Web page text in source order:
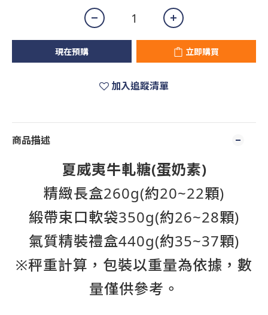
現在預購 立即購買
加入追蹤清單
商品描述
夏威夷牛軋糖(蛋奶素)
精緻長盒260g(約20~22顆)
緞帶束口軟袋350g(約26~28顆)
氣質精裝禮盒440g(約35~37顆)
※秤重計算，包裝以重量為依據，數
量僅供參考。